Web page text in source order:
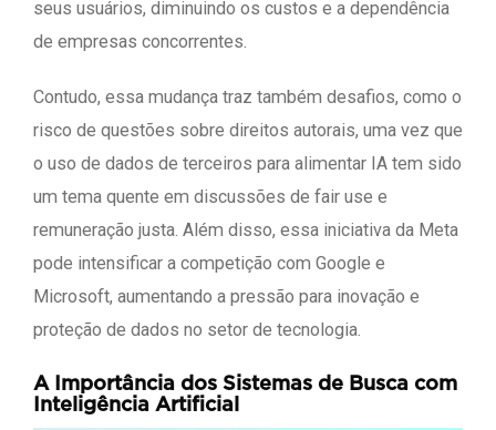
seus usuários, diminuindo os custos e a dependência
de empresas concorrentes.
Contudo, essa mudança traz também desafios, como o
risco de questões sobre direitos autorais, uma vez que
o uso de dados de terceiros para alimentar IA tem sido
um tema quente em discussões de fair use e
remuneração justa. Além disso, essa iniciativa da Meta
pode intensificar a competição com Google e
Microsoft, aumentando a pressão para inovação e
proteção de dados no setor de tecnologia.
A Importância dos Sistemas de Busca com
Inteligência Artificial